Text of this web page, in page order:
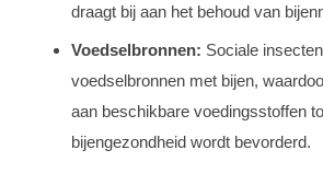
draagt bij aan het behoud van
Voedselbronnen: Sociale
voedselbronnen met bijen,
aan beschikbare voedingsstoffen
bijengezondheid wordt bevorderd.